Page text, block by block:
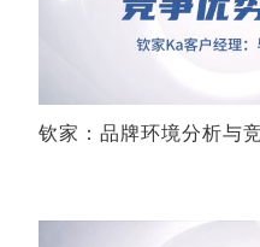
钦家：品牌环境分析与